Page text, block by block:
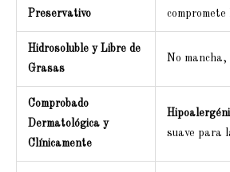
Preservativo
compromete
Hidrosoluble y Libre de
Grasas
No mancha,
Comprobado
Dermatológica y
Clínicamente
suave para